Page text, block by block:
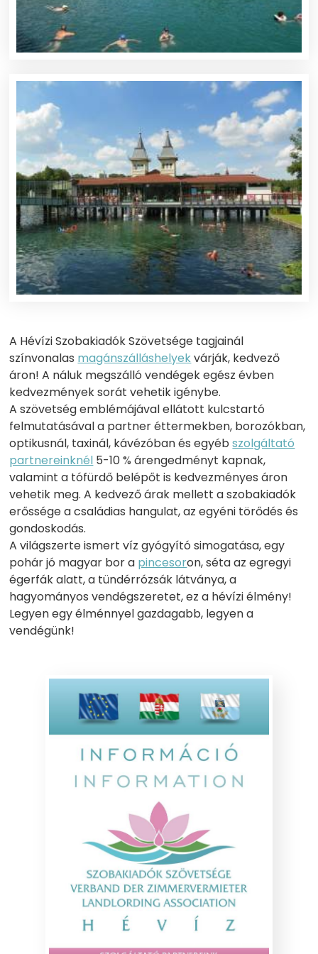
A Hévízi Szobakiadók Szövetsége tagjainál
színvonalas magánszálláshelyekvárják, kedvező
áron! A náluk megszálló vendégek egész évben
kedvezmények sorát vehetik igénybe.
A szövetség emblémájával ellátott kulcstartó
felmutatásával a partner éttermekben, borozókban,
optikusnál, taxinál, kávézóban és egyébszolgáltató
partnereinknél 5-10 % árengedményt kapnak,
valamint a tófürdő belépőt is kedvezményes áron
vehetik meg. A kedvező árak mellett a szobakiadók
erőssége a családias hangulat, az egyéni törődés és
gondoskodás.
A világszerte ismert víz gyógyító simogatása, egy
pohár jó magyar bor a pincesoron, séta az egregyi
égerfák alatt, a tündérrózsák látványa, a
hagyományos vendégszeretet, ez a hévízi élmény!
Legyen egy élménnyel gazdagabb, legyen a
vendégünk!